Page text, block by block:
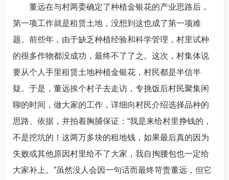
董远在与村两委确定了种植金银花的产业思路后，
第一项工作就是租赁土地，没想到这也成了第一项难
题。前些年，由于缺乏种植经验和科学管理，村里试种
的很多作物都没成功，最终不了了之。这次，村集体说
要从个人手里租赁土地种植金银花，村民都是半信半
疑。于是，董远挨个村子去走访，专挑饭后村民聚集闲
聊的时间，做大家的工作，详细向村民介绍选择品种的
思路、依据，并拍着胸脯保证：“我是来给村里挣钱的，
不是挖坑的！这两万多块的租地钱，如果最后真的因为
失败或其他原因村里给不了大家，我自掏腰包也一定给
大家补上。”虽然没人会因一句话而最终苛责董远，但它